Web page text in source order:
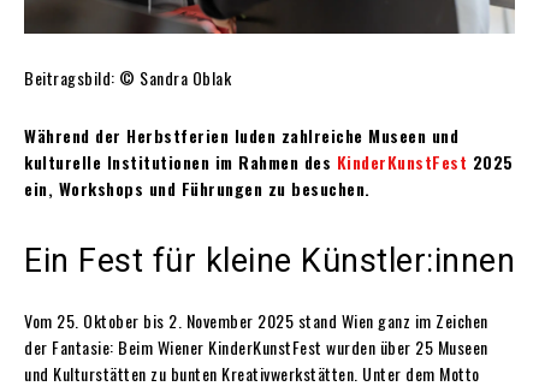
Beitragsbild: © Sandra Oblak
Während der Herbstferien luden zahlreiche Museen und
kulturelle Institutionen im Rahmen des KinderKunstFest 2025
ein, Workshops und Führungen zu besuchen.
Ein Fest für kleine Künstler:innen
Vom 25. Oktober bis 2. November 2025 stand Wien ganz im Zeichen
der Fantasie: Beim Wiener KinderKunstFest wurden über 25 Museen
und Kulturstätten zu bunten Kreativwerkstätten. Unter dem Motto